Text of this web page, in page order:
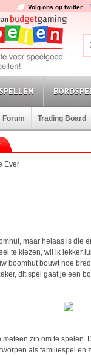
Volg ons op twitter
Forum Trading Board
Ever
maar helaas is die
te kiezen, wil ik lekker
boomhut bouwt hoe
dit spel gaat je een
zin om te spelen.
als familiespel en